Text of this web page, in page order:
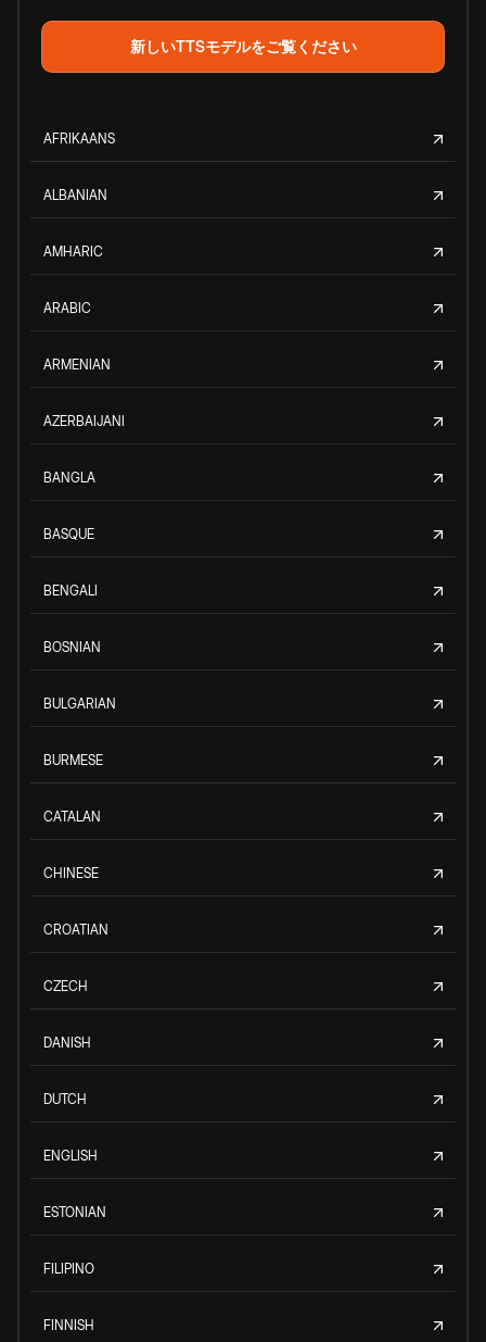
新しいTTSモデルをご覧ください
AFRIKAANS
ALBANIAN
AMHARIC
ARABIC
ARMENIAN
AZERBAIJANI
BANGLA
BASQUE
BENGALI
BOSNIAN
BULGARIAN
BURMESE
CATALAN
CHINESE
CROATIAN
CZECH
DANISH
DUTCH
ENGLISH
ESTONIAN
FILIPINO
FINNISH